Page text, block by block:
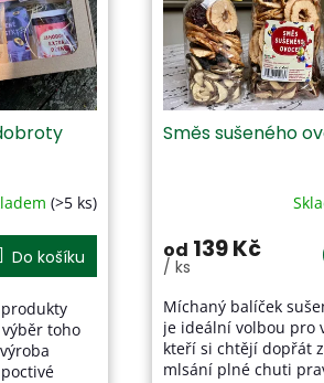
(>5 ks)
Do košíku
produkty
toho
Směs sušeného
produktu
je
z
5
hvězdiček.
od 139 Kč
/ ks
Míchaný balíček
je ideální volbou pro
kteří si chtějí dopřát
mlsání plné chuti